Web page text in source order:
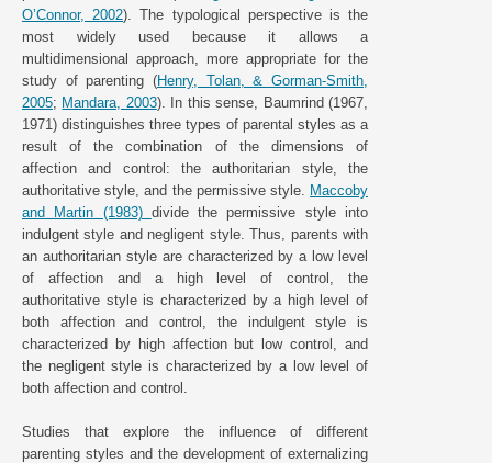
O’Connor, 2002). The typological perspective is the
most widely used because it allows a
multidimensional approach, more appropriate for the
study of parenting (Henry, Tolan, & Gorman-Smith,
2005; Mandara, 2003). In this sense, Baumrind (1967,
1971) distinguishes three types of parental styles as a
result of the combination of the dimensions of
affection and control: the authoritarian style, the
authoritative style, and the permissive style. Maccoby
and Martin (1983) divide the permissive style into
indulgent style and negligent style. Thus, parents with
an authoritarian style are characterized by a low level
of affection and a high level of control, the
authoritative style is characterized by a high level of
both affection and control, the indulgent style is
characterized by high affection but low control, and
the negligent style is characterized by a low level of
both affection and control.
Studies that explore the influence of different
parenting styles and the development of externalizing